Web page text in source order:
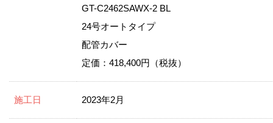
GT-C2462SAWX-2 BL
24号オートタイプ
配管カバー
定価：418,400円（税抜）
施工日 2023年2月